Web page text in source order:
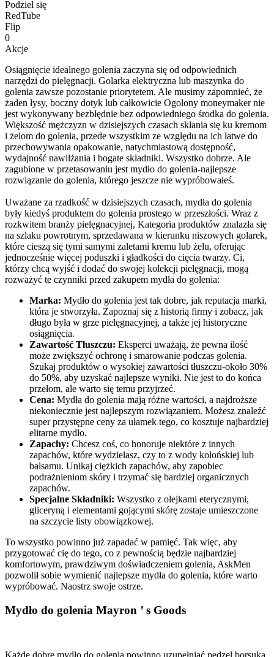
Podziel się
RedTube
Flip
0
Akcje
Osiągnięcie idealnego golenia zaczyna się od odpowiednich
narzędzi do pielęgnacji. Golarka elektryczna lub maszynka do
golenia zawsze pozostanie priorytetem. Ale musimy zapomnieć, że
żaden łysy, boczny dotyk lub całkowicie Ogolony moneymaker nie
jest wykonywany bezbłędnie bez odpowiedniego środka do golenia.
Większość mężczyzn w dzisiejszych czasach skłania się ku kremom
i żelom do golenia, przede wszystkim ze względu na ich łatwe do
przechowywania opakowanie, natychmiastową dostępność,
wydajność nawilżania i bogate składniki. Wszystko dobrze. Ale
zagubione w przetasowaniu jest mydło do golenia-najlepsze
rozwiązanie do golenia, którego jeszcze nie wypróbowałeś.
Uważane za rzadkość w dzisiejszych czasach, mydła do golenia
były kiedyś produktem do golenia prostego w przeszłości. Wraz z
rozkwitem branży pielęgnacyjnej, Kategoria produktów znalazła się
na szlaku powrotnym, sprzedawana w kierunku niszowych golarek,
które cieszą się tymi samymi zaletami kremu lub żelu, oferując
jednocześnie więcej poduszki i gładkości do cięcia twarzy. Ci,
którzy chcą wyjść i dodać do swojej kolekcji pielęgnacji, mogą
rozważyć te czynniki przed zakupem mydła do golenia:
Marka: Mydło do golenia jest tak dobre, jak reputacja marki,
która je stworzyła. Zapoznaj się z historią firmy i zobacz, jak
długo była w grze pielęgnacyjnej, a także jej historyczne
osiągnięcia.
Zawartość Tłuszczu: Eksperci uważają, że pewna ilość
może zwiększyć ochronę i smarowanie podczas golenia.
Szukaj produktów o wysokiej zawartości tłuszczu-około 30%
do 50%, aby uzyskać najlepsze wyniki. Nie jest to do końca
przełom, ale warto się temu przyjrzeć.
Cena: Mydła do golenia mają różne wartości, a najdroższe
niekoniecznie jest najlepszym rozwiązaniem. Możesz znaleźć
super przystępne ceny za ułamek tego, co kosztuje najbardziej
elitarne mydło.
Zapachy: Chcesz coś, co honoruje niektóre z innych
zapachów, które wydzielasz, czy to z wody kolońskiej lub
balsamu. Unikaj ciężkich zapachów, aby zapobiec
podrażnieniom skóry i trzymać się bardziej organicznych
zapachów.
Specjalne Składniki: Wszystko z olejkami eterycznymi,
gliceryną i elementami gojącymi skórę zostaje umieszczone
na szczycie listy obowiązkowej.
To wszystko powinno już zapadać w pamięć. Tak więc, aby
przygotować cię do tego, co z pewnością będzie najbardziej
komfortowym, prawdziwym doświadczeniem golenia, AskMen
pozwolił sobie wymienić najlepsze mydła do golenia, które warto
wypróbować. Naostrz swoje ostrze.
Mydło do golenia Mayron ’ s Goods
Każde dobre mydło do golenia powinno uzupełniać pędzel borsuka